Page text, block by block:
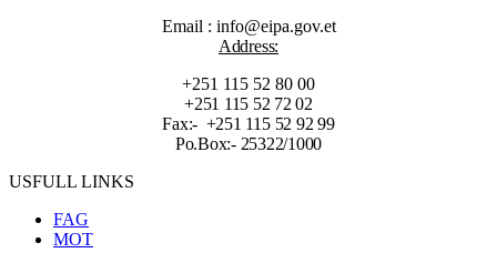
Email : info@eipa.gov.et
Address:
+251 115 52 80 00
+251 115 52 72 02
Fax:- +251 115 52 92 99
Po.Box:- 25322/1000
USFULL LINKS
FAG
MOT